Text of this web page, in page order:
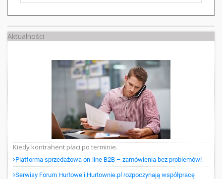
Aktualności
Kiedy kontrahent płaci po terminie.
Platforma sprzedażowa on-line B2B – zamówienia bez problemów!
Serwisy Forum Hurtowe i Hurtownie.pl rozpoczynają współpracę